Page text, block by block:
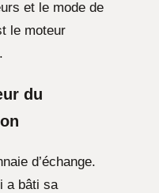
et le mode de
le moteur
du
d’échange.
a bâti sa